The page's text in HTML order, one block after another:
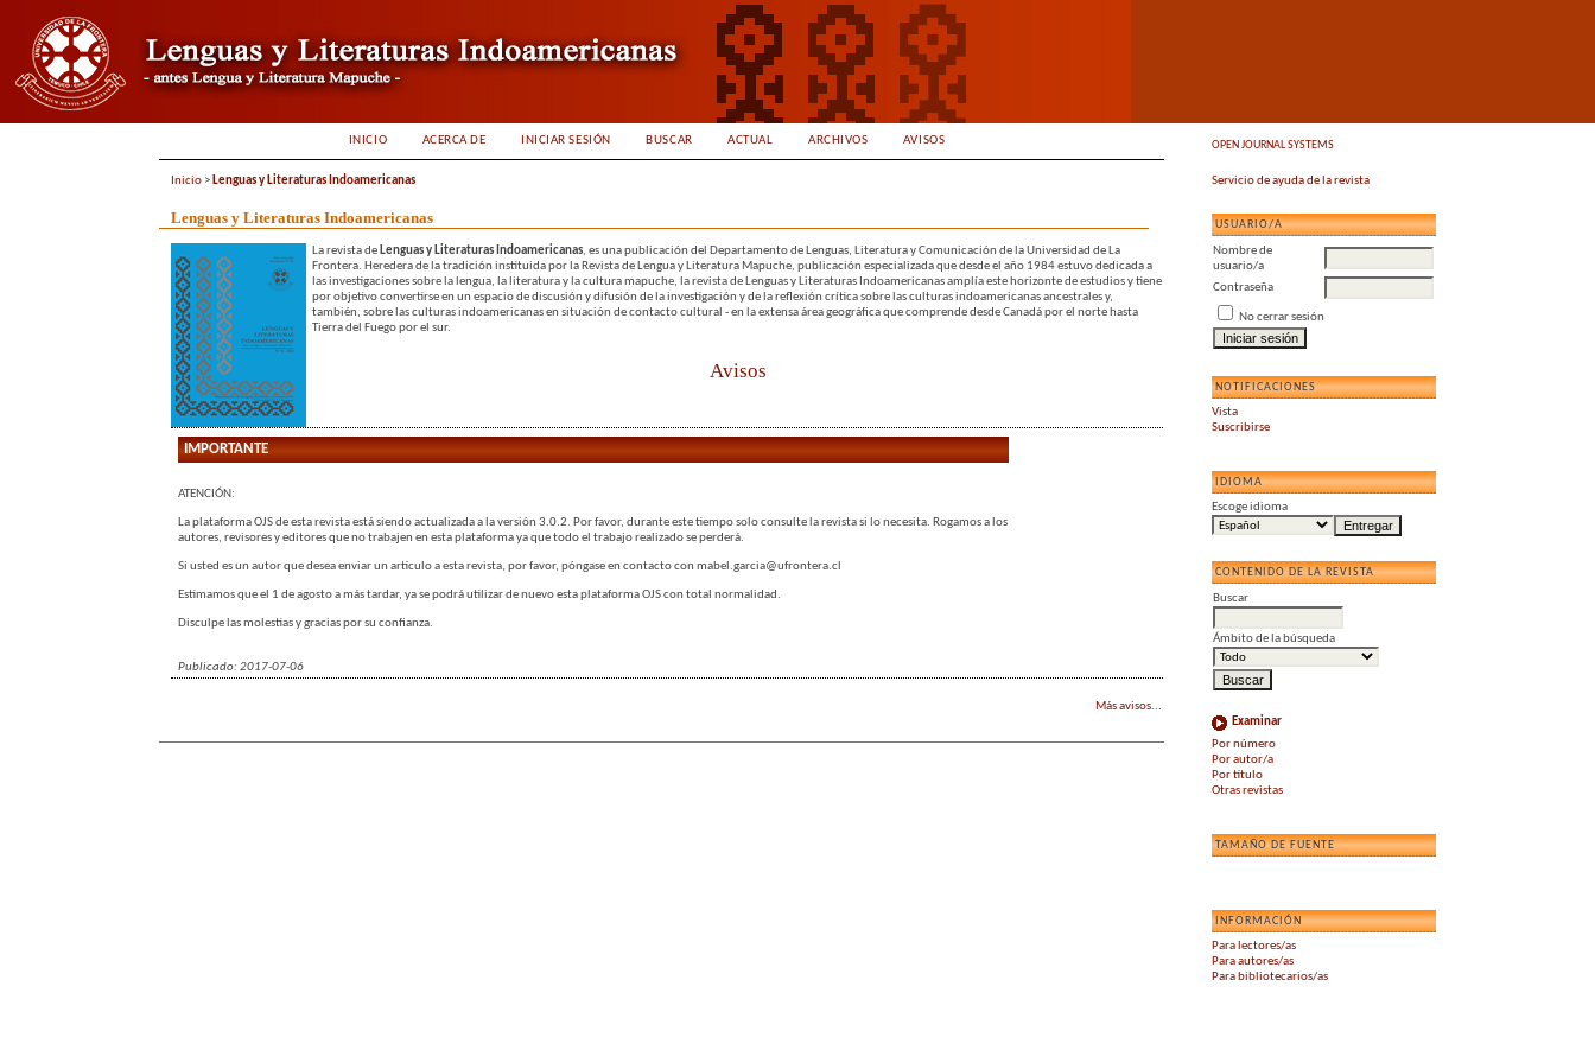
OPEN JOURNAL SYSTEMS
Servicio de ayuda de la revista
USUARIO/A
Nombre de
usuario/a
Contraseña
No cerrar sesión
NOTIFICACIONES
Vista
Suscribirse
IDIOMA
Escoge idioma
CONTENIDO DE LA REVISTA
Buscar
Ámbito de la búsqueda
Examinar
Por número
Por autor/a
Por título
Otras revistas
TAMAÑO DE FUENTE
INFORMACIÓN
Para lectores/as
Para autores/as
Para bibliotecarios/as
INICIO ACERCA DE INICIAR SESIÓN BUSCAR ACTUAL ARCHIVOS AVISOS
Inicio > Lenguas y Literaturas Indoamericanas
Lenguas y Literaturas Indoamericanas
La revista de Lenguas y Literaturas Indoamericanas, es una publicación del Departamento de Lenguas, Literatura y Comunicación de la Universidad de La
Frontera. Heredera de la tradición instituida por la Revista de Lengua y Literatura Mapuche, publicación especializada que desde el año 1984 estuvo dedicada a
las investigaciones sobre la lengua, la literatura y la cultura mapuche, la revista de Lenguas y Literaturas Indoamericanas amplía este horizonte de estudios y tiene
por objetivo convertirse en un espacio de discusión y difusión de la investigación y de la reflexión crítica sobre las culturas indoamericanas ancestrales y,
también, sobre las culturas indoamericanas en situación de contacto cultural - en la extensa área geográfica que comprende desde Canadá por el norte hasta
Tierra del Fuego por el sur.
Avisos
IMPORTANTE
ATENCIÓN:
La plataforma OJS de esta revista está siendo actualizada a la versión 3.0.2. Por favor, durante este tiempo solo consulte la revista si lo necesita. Rogamos a los
autores, revisores y editores que no trabajen en esta plataforma ya que todo el trabajo realizado se perderá.
Si usted es un autor que desea enviar un artículo a esta revista, por favor, póngase en contacto con mabel.garcia@ufrontera.cl
Estimamos que el 1 de agosto a más tardar, ya se podrá utilizar de nuevo esta plataforma OJS con total normalidad.
Disculpe las molestias y gracias por su confianza.
Publicado: 2017-07-06
Más avisos...